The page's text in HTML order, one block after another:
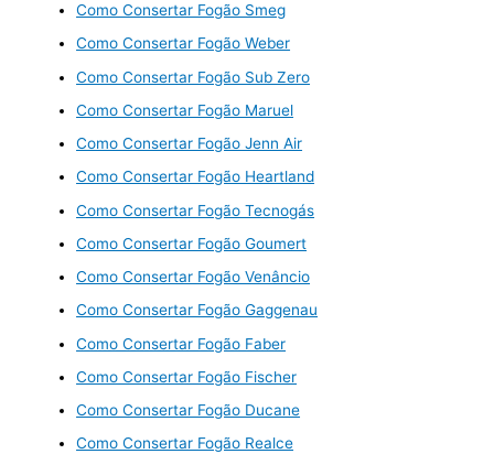
Como Consertar Fogão Smeg
Como Consertar Fogão Weber
Como Consertar Fogão Sub Zero
Como Consertar Fogão Maruel
Como Consertar Fogão Jenn Air
Como Consertar Fogão Heartland
Como Consertar Fogão Tecnogás
Como Consertar Fogão Goumert
Como Consertar Fogão Venâncio
Como Consertar Fogão Gaggenau
Como Consertar Fogão Faber
Como Consertar Fogão Fischer
Como Consertar Fogão Ducane
Como Consertar Fogão Realce